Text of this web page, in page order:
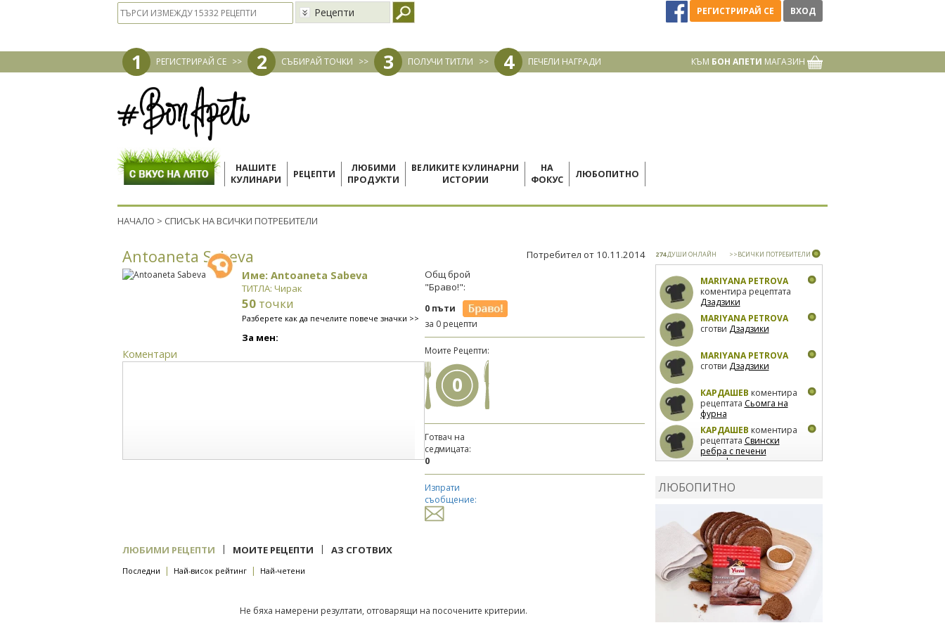
Рецепти РЕГИСТРИРАЙ СЕ ВХОД
1 РЕГИСТРИРАЙ СЕ >> 2 СЪБИРАЙ ТОЧКИ >> 3 ПОЛУЧИ ТИТЛИ >> 4 ПЕЧЕЛИ НАГРАДИ КЪМ БОН АПЕТИ МАГАЗИН
НАШИТЕ
КУЛИНАРИ
РЕЦЕПТИ
ЛЮБИМИ
ПРОДУКТИ
ВЕЛИКИТЕ КУЛИНАРНИ
ИСТОРИИ
НА
ФОКУС
ЛЮБОПИТНО
НАЧАЛО > СПИСЪК НА ВСИЧКИ ПОТРЕБИТЕЛИ
Antoaneta Sabeva Потребител от 10.11.2014
Име: Antoaneta Sabeva
ТИТЛА: Чирак
50 точки
Разберете как да печелите повече значки >>
За мен:
Коментари
Общ брой
"Браво!":
0 пъти
за 0 рецепти
Моите Рецепти:
0
Готвач на
седмицата:
0
Изпрати
съобщение:
ЛЮБИМИ РЕЦЕПТИ | МОИТЕ РЕЦЕПТИ | АЗ СГОТВИХ
Последни | Най-висок рейтинг | Най-четени
Не бяха намерени резултати, отговарящи на посочените критерии.
274ДУШИ ОНЛАЙН >>ВСИЧКИ ПОТРЕБИТЕЛИ
MARIYANA PETROVA
коментира рецептата
Дзадзики
MARIYANA PETROVA
сготви Дзадзики
MARIYANA PETROVA
сготви Дзадзики
КАРДАШЕВ коментира
рецептата Сьомга на
фурна
КАРДАШЕВ коментира
рецептата Свински
ребра с печени
картофи
лимон
коментира рецептата
Киноа със зеленчуци
ЛЮБОПИТНО